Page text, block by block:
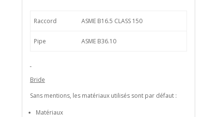
Raccord ASME B16.5 CLASS 150
Pipe ASME B36.10
Bride
Sans mentions, les matériaux utilisés sont par défaut :
Matériaux